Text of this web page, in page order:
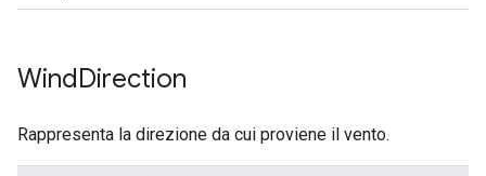
WindDirection
Rappresenta la direzione da cui proviene il vento.